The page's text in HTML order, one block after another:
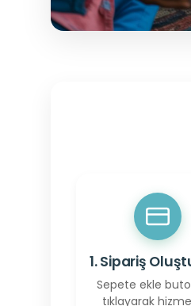
1. Sipariş
Sepete ekle
tıklayarak